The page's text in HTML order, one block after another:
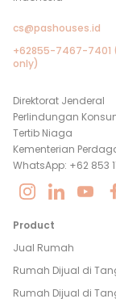
cs@pashouses.id
+62855-7467-7401
only)
Direktorat Jenderal
Perlindungan
Tertib Niaga
Kementerian
WhatsApp: +62 853
Product
Jual Rumah
Rumah Dijual di
Rumah Dijual di